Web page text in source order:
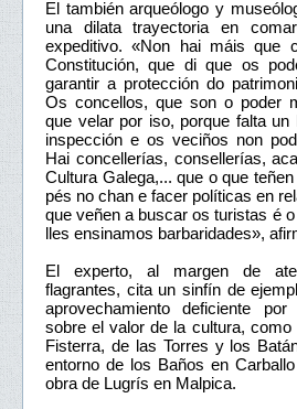
El también arqueólogo y
una dilata trayectoria en
expeditivo. «Non hai máis que
Constitución, que di que os
garantir a protección do
Os concellos, que son o poder
que velar por iso, porque falta un
inspección e os veciños non
Hai concellerías, consellerías,
Cultura Galega,... que o que
pés no chan e facer políticas en
que veñen a buscar os turistas é
lles ensinamos barbaridades»,
El experto, al margen de
flagrantes, cita un sinfín de
aprovechamiento deficiente
sobre el valor de la cultura, como
Fisterra, de las Torres y los
entorno de los Baños en
obra de Lugrís en Malpica.